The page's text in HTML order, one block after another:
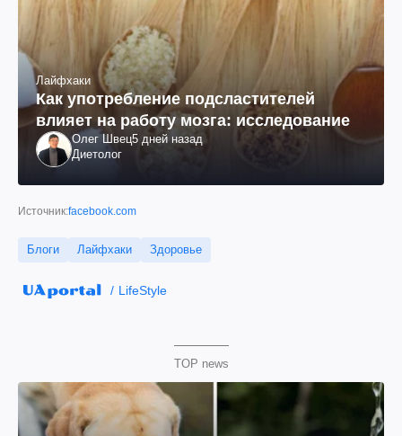
Лайфхаки
Как употребление подсластителей
влияет на работу мозга: исследование
Олег Швец5 дней назад
Диетолог
Источник:facebook.com
Блоги Лайфхаки Здоровье
LifeStyle
TOP news